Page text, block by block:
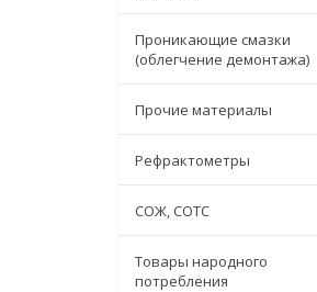
Проникающие смазки
(облегчение демонтажа)
Прочие материалы
Рефрактометры
СОЖ, СОТС
Товары народного
потребления